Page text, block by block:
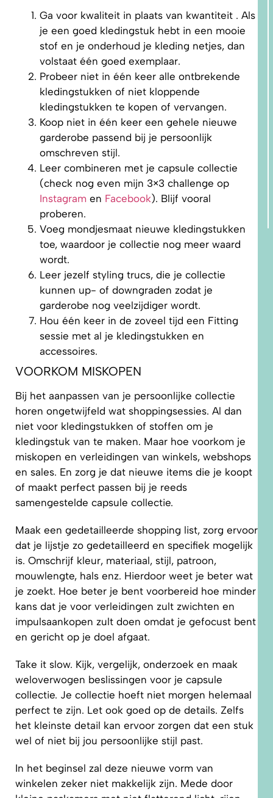
Ga voor kwaliteit in plaats van kwantiteit . Als
je een goed kledingstuk hebt in een mooie
stof en je onderhoud je kleding netjes, dan
volstaat één goed exemplaar.
Probeer niet in één keer alle ontbrekende
kledingstukken of niet kloppende
kledingstukken te kopen of vervangen.
Koop niet in één keer een gehele nieuwe
garderobe passend bij je persoonlijk
omschreven stijl.
Leer combineren met je capsule collectie
(check nog even mijn 3×3 challenge op
Instagram en Facebook). Blijf vooral
proberen.
Voeg mondjesmaat nieuwe kledingstukken
toe, waardoor je collectie nog meer waard
wordt.
Leer jezelf styling trucs, die je collectie
kunnen up- of downgraden zodat je
garderobe nog veelzijdiger wordt.
Hou één keer in de zoveel tijd een Fitting
sessie met al je kledingstukken en
accessoires.
VOORKOM MISKOPEN
Bij het aanpassen van je persoonlijke collectie
horen ongetwijfeld wat shoppingsessies. Al dan
niet voor kledingstukken of stoffen om je
kledingstuk van te maken. Maar hoe voorkom je
miskopen en verleidingen van winkels, webshops
en sales. En zorg je dat nieuwe items die je koopt
of maakt perfect passen bij je reeds
samengestelde capsule collectie.
Maak een gedetailleerde shopping list, zorg ervoor
dat je lijstje zo gedetailleerd en specifiek mogelijk
is. Omschrijf kleur, materiaal, stijl, patroon,
mouwlengte, hals enz. Hierdoor weet je beter wat
je zoekt. Hoe beter je bent voorbereid hoe minder
kans dat je voor verleidingen zult zwichten en
impulsaankopen zult doen omdat je gefocust bent
en gericht op je doel afgaat.
Take it slow. Kijk, vergelijk, onderzoek en maak
weloverwogen beslissingen voor je capsule
collectie. Je collectie hoeft niet morgen helemaal
perfect te zijn. Let ook goed op de details. Zelfs
het kleinste detail kan ervoor zorgen dat een stuk
wel of niet bij jou persoonlijke stijl past.
In het beginsel zal deze nieuwe vorm van
winkelen zeker niet makkelijk zijn. Mede door